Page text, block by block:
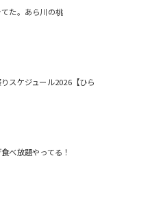
た。あら川の桃
スケジュール2026【ひら
べ放題やってる！